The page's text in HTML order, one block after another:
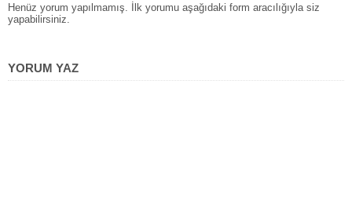
Henüz yorum yapılmamış. İlk yorumu aşağıdaki form aracılığıyla siz
yapabilirsiniz.
YORUM YAZ